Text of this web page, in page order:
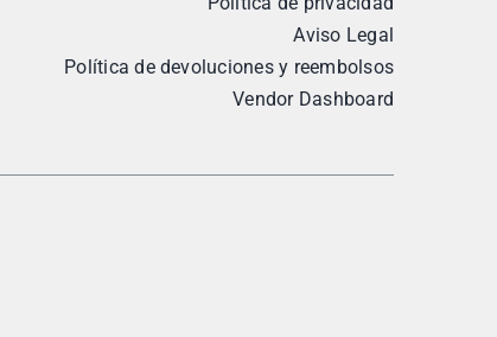
Aviso Legal
Política de devoluciones y reembolsos
Vendor Dashboard